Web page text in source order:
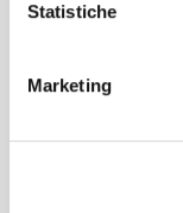
Statistiche
Marketing